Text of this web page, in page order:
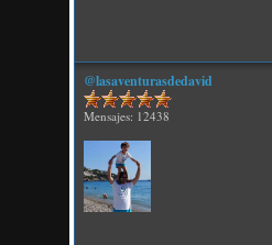
@lasaventurasdedavid
Mensajes: 12438